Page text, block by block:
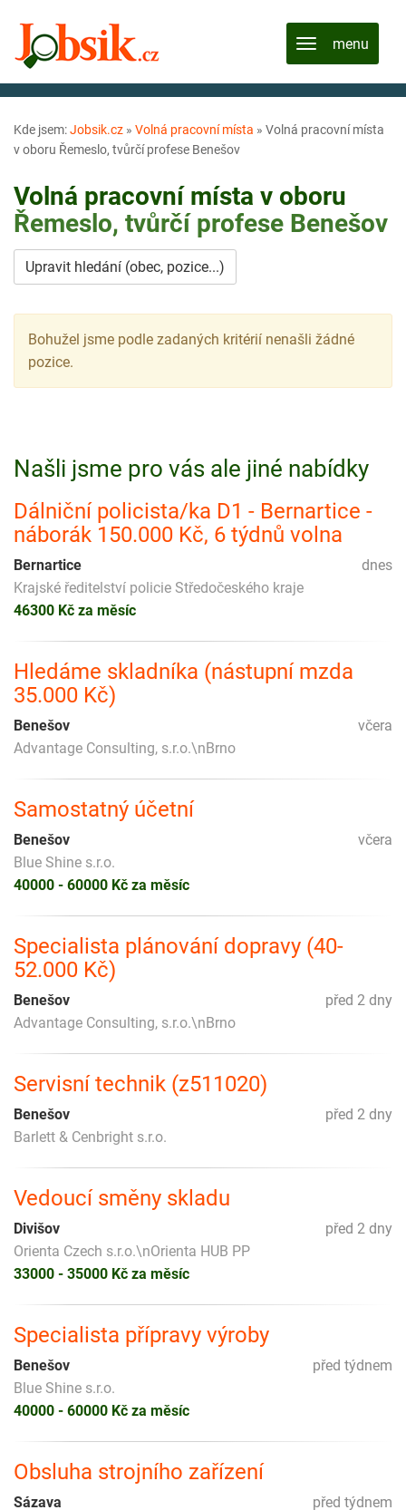
Kde jsem:Jobsik.cz » Volná pracovní místa » Volná pracovní místa
v oboru Řemeslo, tvůrčí profese Benešov
Volná pracovní místa v oboru
Řemeslo, tvůrčí profese Benešov
Upravit hledání (obec, pozice...)
Bohužel jsme podle zadaných kritérií nenašli žádné
pozice.
Našli jsme pro vás ale jiné nabídky
Dálniční policista/ka D1 - Bernartice -
náborák 150.000 Kč, 6 týdnů volna
dnes
Bernartice
Krajské ředitelství policie Středočeského kraje
46300 Kč za měsíc
Hledáme skladníka (nástupní mzda
35.000 Kč)
včera
Benešov
Advantage Consulting, s.r.o.\nBrno
Samostatný účetní
včera
Benešov
Blue Shine s.r.o.
40000 - 60000 Kč za měsíc
Specialista plánování dopravy (40-
52.000 Kč)
před 2 dny
Benešov
Advantage Consulting, s.r.o.\nBrno
Servisní technik (z511020)
před 2 dny
Benešov
Barlett & Cenbright s.r.o.
Vedoucí směny skladu
před 2 dny
Divišov
Orienta Czech s.r.o.\nOrienta HUB PP
33000 - 35000 Kč za měsíc
Specialista přípravy výroby
před týdnem
Benešov
Blue Shine s.r.o.
40000 - 60000 Kč za měsíc
Obsluha strojního zařízení
před týdnem
Sázava